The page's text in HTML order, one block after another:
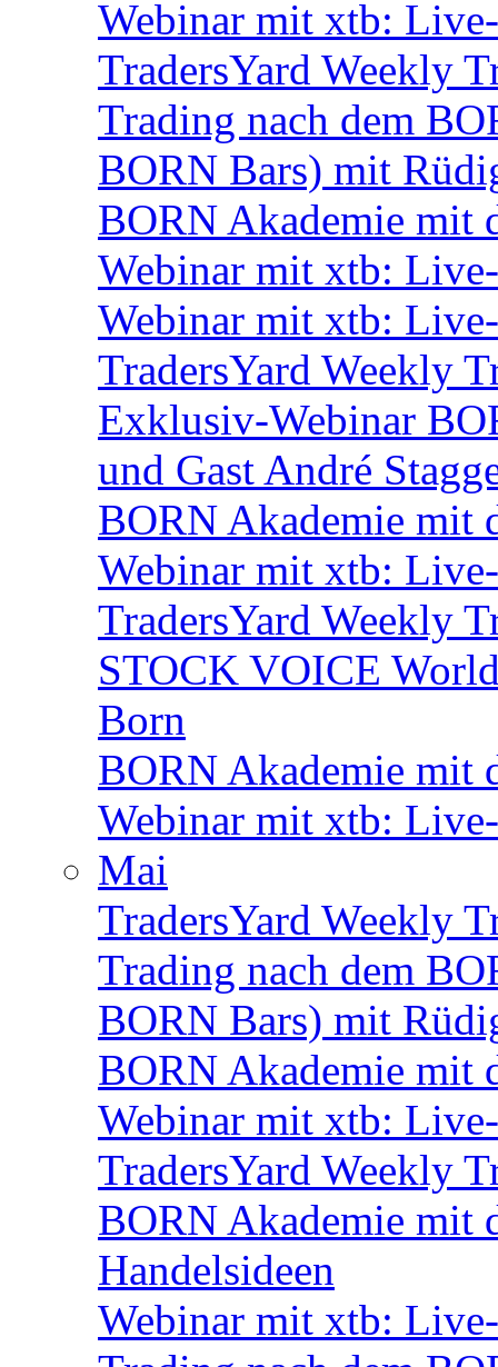
Webinar mit xtb:
TradersYard Weekly
Trading nach dem
BORN Bars) mit
BORN Akademie mit
Webinar mit xtb:
Webinar mit xtb:
TradersYard Weekly
Exklusiv-Webinar
und Gast André
BORN Akademie mit
Webinar mit xtb:
TradersYard Weekly
STOCK VOICE
Born
BORN Akademie mit
Webinar mit xtb:
Mai
TradersYard Weekly
Trading nach dem
BORN Bars) mit
BORN Akademie mit
Webinar mit xtb:
TradersYard Weekly
BORN Akademie mit
Handelsideen
Webinar mit xtb: